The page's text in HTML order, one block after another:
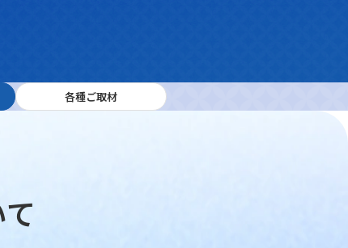
各種ご取材
・ロゴマーク・シルエットデザイン・建物の形状